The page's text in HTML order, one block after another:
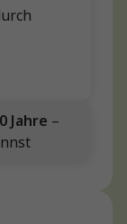
Jahre –